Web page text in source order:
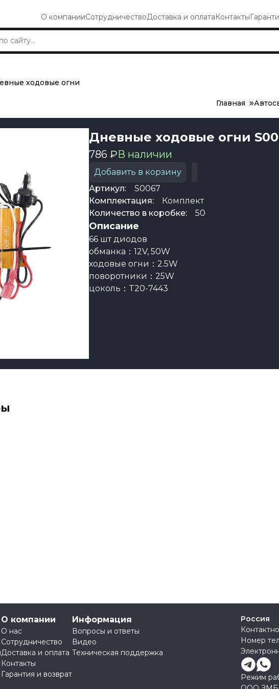
О компанииСотрудничествоДоставка и оплатаКонтакты
ходовые огни
Главная
Дневные ходовые огни
786 ₽В наличии
Добавить в корзину
Артикул:
S0067
Комплектация:
Комплект
Количество в коробке:
50
Описание
66 шт диодов
обманка：12V, 50W
ходовые огни：2.5W
поворотники：25W
цоколь：T20-7443
О компании
О нас
Сотрудничество
Доставка и оплата
Контакты
Гарантия и возврат
Информация
Вопросы и ответы
Видео
Техническая поддержка
Россия
Номер
Режим